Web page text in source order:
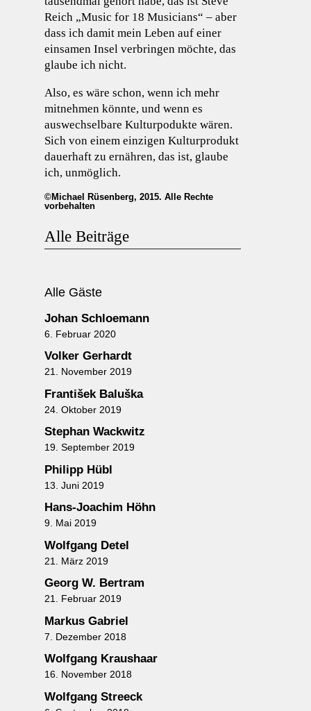
Reich „Music for 18 Musicians“ – aber
dass ich damit mein Leben auf einer
einsamen Insel verbringen möchte, das
glaube ich nicht.
Also, es wäre schon, wenn ich mehr
mitnehmen könnte, und wenn es
auswechselbare Kulturpodukte wären.
Sich von einem einzigen Kulturprodukt
dauerhaft zu ernähren, das ist, glaube
ich, unmöglich.
©Michael Rüsenberg, 2015. Alle Rechte
vorbehalten
Alle Beiträge
Alle Gäste
Johan Schloemann
6. Februar 2020
Volker Gerhardt
21. November 2019
František Baluška
24. Oktober 2019
Stephan Wackwitz
19. September 2019
Philipp Hübl
13. Juni 2019
Hans-Joachim Höhn
9. Mai 2019
Wolfgang Detel
21. März 2019
Georg W. Bertram
21. Februar 2019
Markus Gabriel
7. Dezember 2018
Wolfgang Kraushaar
16. November 2018
Wolfgang Streeck